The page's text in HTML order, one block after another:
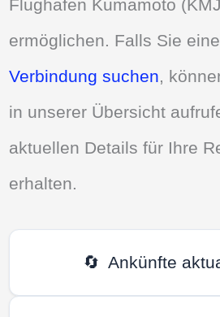
Flughafen Kumamoto
ermöglichen. Falls Sie eine
Verbindung suchen,
in unserer Übersicht
aktuellen Details für Ihre
erhalten.
🔄 Ankünfte